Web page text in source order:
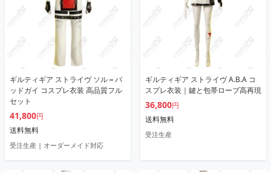
ギルティギア ストライヴ ソル＝バ
ッドガイ コスプレ衣装 高品質フル
セット
41,800円
送料無料
受注生産 | オーダーメイド対応
ギルティギア ストライヴ A.B.A コ
スプレ衣装｜鍵と包帯ローブ高再現
36,800円
送料無料
受注生産